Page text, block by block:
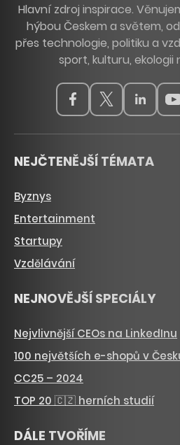
Hlavní zdroj inspirace.
hýbou Českem a světem,
přes technologie, politiku a
sport, kulturu, ekologii
NEJČTENĚJŠÍ TÉMATA
Byznys
Entertainment
Startupy
Vzdělávání
NEJNOVĚJŠÍ SPECIÁLY
Nejvlivnější CEOs na LinkedInu
100 největších e-shopů v
CC25 – 2024
TOP 20 🇨🇿 herních studií
DÁLE TVOŘÍME